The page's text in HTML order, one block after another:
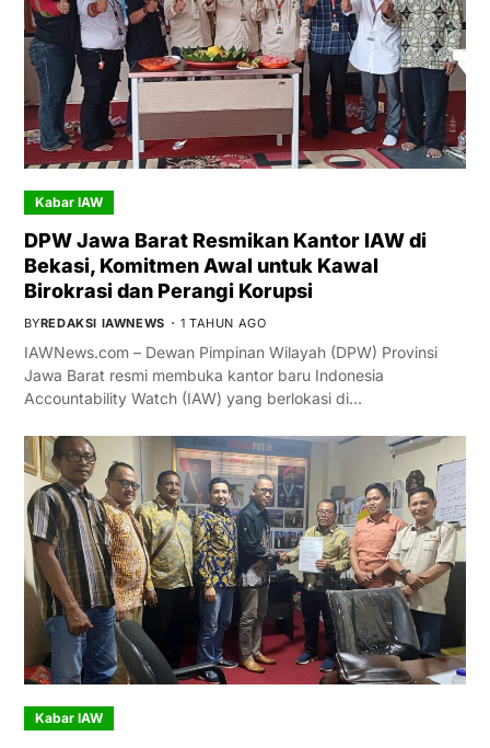
Kabar IAW
DPW Jawa Barat Resmikan Kantor IAW di
Bekasi, Komitmen Awal untuk Kawal
Birokrasi dan Perangi Korupsi
BYREDAKSI IAWNEWS 1 TAHUN AGO
IAWNews.com – Dewan Pimpinan Wilayah (DPW) Provinsi
Jawa Barat resmi membuka kantor baru Indonesia
Accountability Watch (IAW) yang berlokasi di…
Kabar IAW